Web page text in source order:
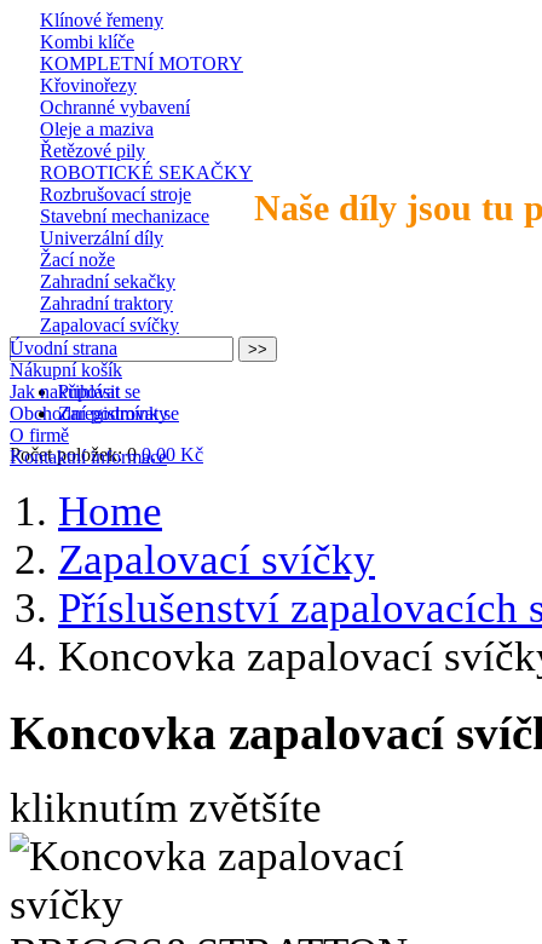
Naše díly jsou tu
Klínové řemeny
Kombi klíče
KOMPLETNÍ MOTORY
Křovinořezy
Ochranné vybavení
Oleje a maziva
Řetězové pily
ROBOTICKÉ SEKAČKY
Rozbrušovací stroje
Stavební mechanizace
Univerzální díly
Žací nože
Zahradní sekačky
Zahradní traktory
Zapalovací svíčky
Přihlásit se
Zaregistrovat se
Počet položek: 0 0,00 Kč
Úvodní strana
Nákupní košík
Jak nakupovat
Obchodní podmínky
O firmě
Kontaktní informace
Home
Zapalovací svíčky
Příslušenství zapalovacích
Koncovka zapalovací
Koncovka zapalovací
kliknutím zvětšíte